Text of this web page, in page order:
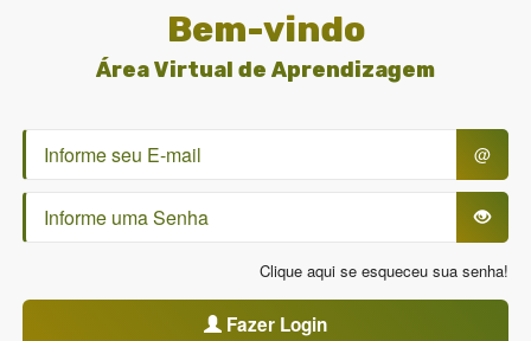
Bem-vindo
Área Virtual de Aprendizagem
@
Clique aqui se esqueceu sua senha!
Fazer Login